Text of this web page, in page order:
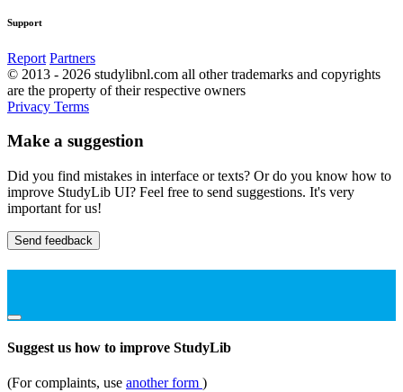
Support
Report Partners
© 2013 - 2026 studylibnl.com all other trademarks and copyrights
are the property of their respective owners
Privacy Terms
Make a suggestion
Did you find mistakes in interface or texts? Or do you know how to
improve StudyLib UI? Feel free to send suggestions. It's very
important for us!
Send feedback
Suggest us how to improve StudyLib
(For complaints, use another form )